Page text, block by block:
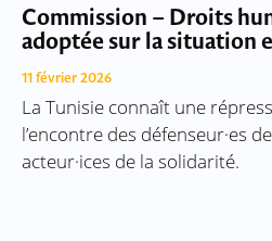
Commission – Droits
adoptée sur la situation
11 février 2026
La Tunisie connaît une
l’encontre des défenseur·es
acteur·ices de la solidarité.